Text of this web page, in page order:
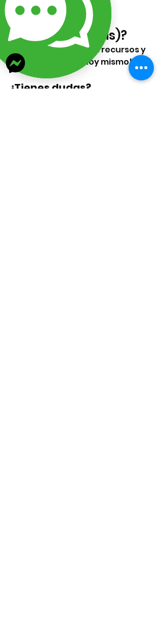
💎 ¿Lista para
Aprender (Gratis)?
¡Aprovecha nuestros recursos y
crece tu negocio hoy mismo!
¿Tienes dudas?